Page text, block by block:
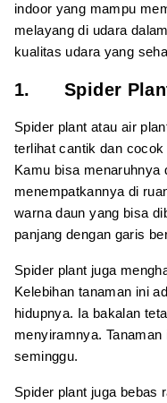
indoor yang mampu
melayang di udara
kualitas udara yang
1. Spider
Spider plant atau air
terlihat cantik dan
Kamu bisa menaruhnya
menempatkannya di
warna daun yang bisa
panjang dengan garis
Spider plant juga
Kelebihan tanaman ini
hidupnya. Ia bakalan
menyiramnya.
seminggu.
Spider plant juga bebas